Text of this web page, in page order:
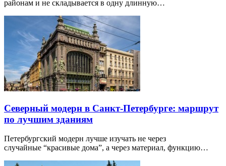
районам и не складывается в одну длинную…
Северный модерн в Санкт-Петербурге: маршрут
по лучшим зданиям
Петербургский модерн лучше изучать не через
случайные “красивые дома”, а через материал, функцию…